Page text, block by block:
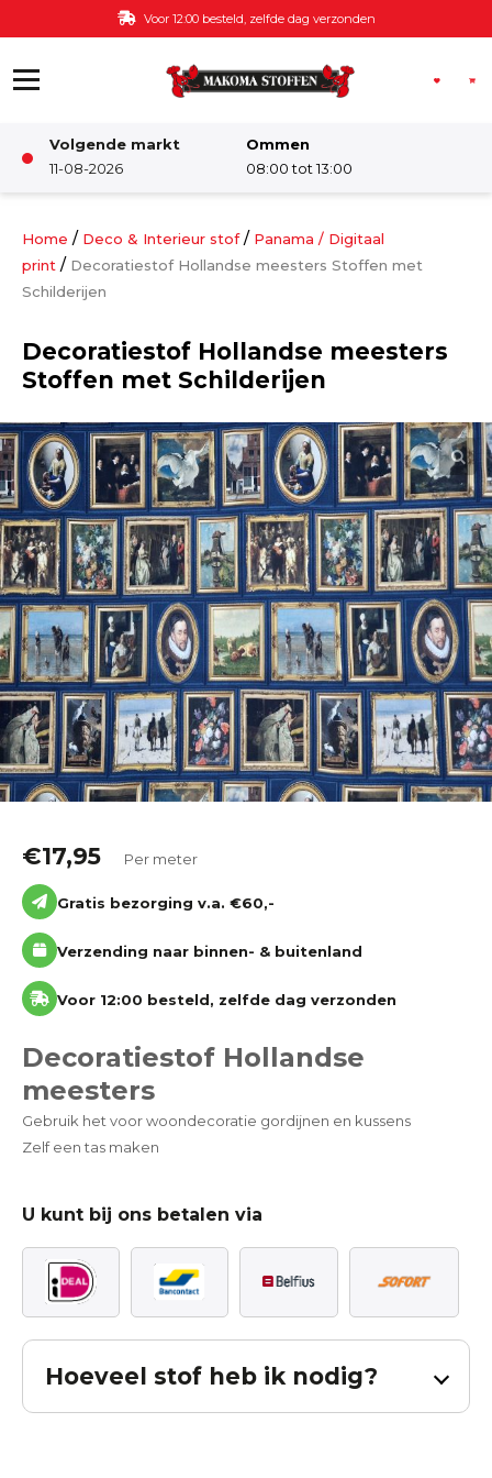
Ga naar de inhoud Voor 12:00 besteld, zelfde dag verzonden
Volgende markt
11-08-2026
Ommen
08:00 tot 13:00
Damesstoffen
Kinderstoffen
Kinderkamer
Katoen
Grootverbruik
Tijdpakker stof
Home / Deco & Interieur stof/ Panama / Digitaal
print / Decoratiestof Hollandse meesters Stoffen met
Schilderijen
Decoratiestof Hollandse meesters
Stoffen met Schilderijen
€17,95 Per meter
Gratis bezorging v.a. €60,-
Verzending naar binnen- & buitenland
Voor 12:00 besteld, zelfde dag verzonden
Decoratiestof Hollandse
meesters
Gebruik het voor woondecoratie gordijnen en kussens
Zelf een tas maken
U kunt bij ons betalen via
Hoeveel stof heb ik nodig?